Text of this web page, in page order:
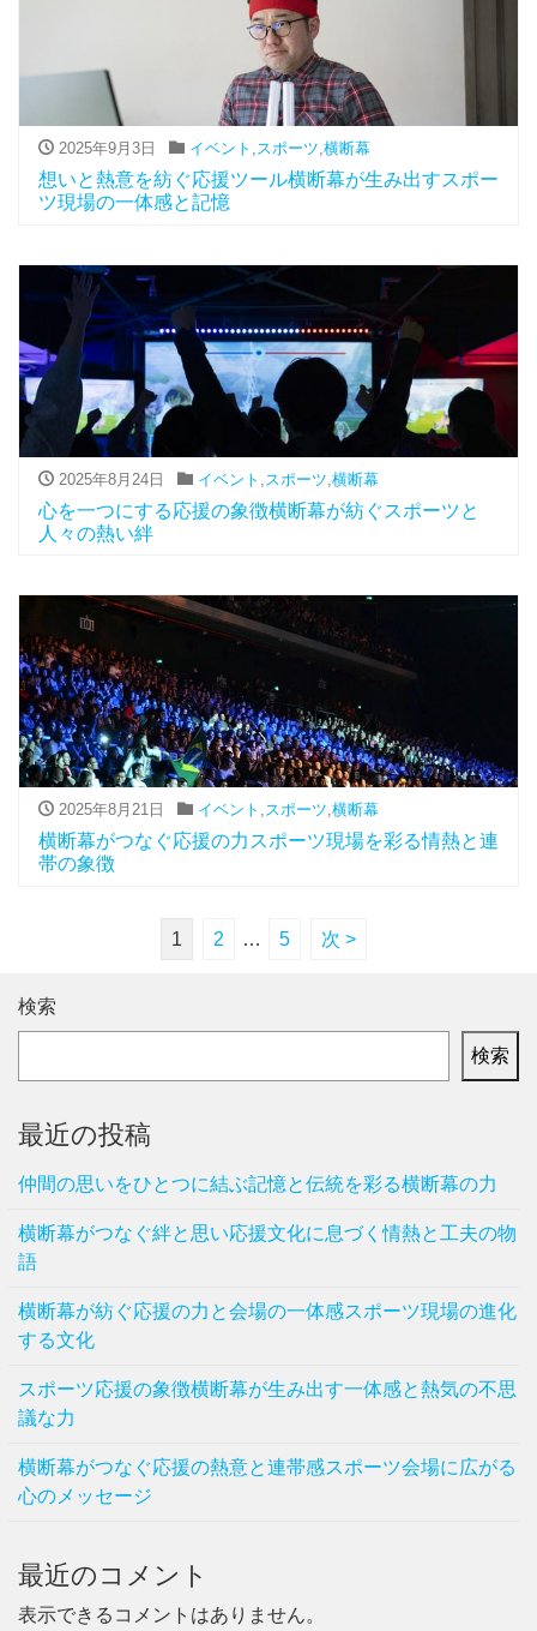
2025年9月3日 イベント ,スポーツ,横断幕
想いと熱意を紡ぐ応援ツール横断幕が生み出すスポー
ツ現場の一体感と記憶
2025年8月24日 イベント スポーツ 横断幕
心を一つにする応援の象徴横断幕が紡ぐスポーツと
人々の熱い絆
2025年8月21日 イベント ,スポーツ,横断幕
横断幕がつなぐ応援の力スポーツ現場を彩る情熱と連
帯の象徴
1 2 … 5 次 >
検索
検索
最近の投稿
仲間の思いをひとつに結ぶ記憶と伝統を彩る横断幕の力
横断幕がつなぐ絆と思い応援文化に息づく情熱と工夫の物
語
横断幕が紡ぐ応援の力と会場の一体感スポーツ現場の進化
する文化
スポーツ応援の象徴横断幕が生み出す一体感と熱気の不思
議な力
横断幕がつなぐ応援の熱意と連帯感スポーツ会場に広がる
心のメッセージ
最近のコメント
表示できるコメントはありません。